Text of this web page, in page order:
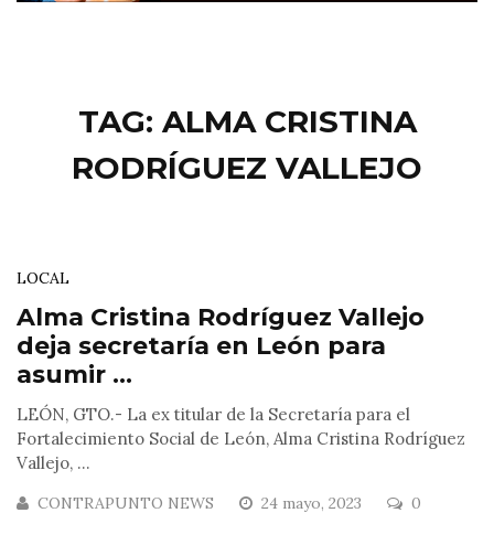
TAG: ALMA CRISTINA
RODRÍGUEZ VALLEJO
LOCAL
Alma Cristina Rodríguez Vallejo
deja secretaría en León para
asumir ...
LEÓN, GTO.- La ex titular de la Secretaría para el
Fortalecimiento Social de León, Alma Cristina Rodríguez
Vallejo, ...
CONTRAPUNTO NEWS 24 mayo, 2023 0